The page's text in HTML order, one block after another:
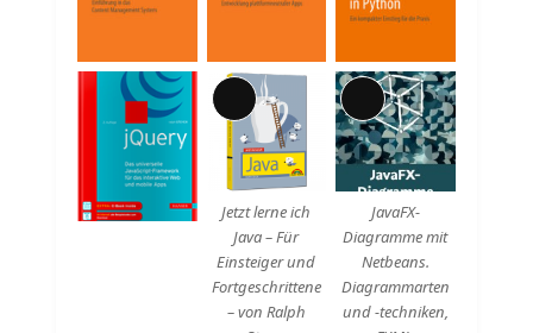
Lange
Beschreibung
Jetzt lerne ich
Java – Für
Einsteiger und
Fortgeschrittene
– von Ralph
Lange
Beschreibung
JavaFX-
Diagramme mit
Netbeans.
Diagrammarten
und -techniken,